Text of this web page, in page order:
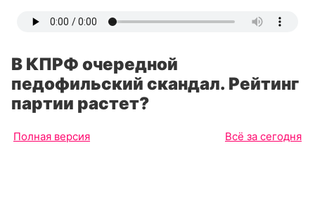
В КПРФ очередной
педофильский скандал. Рейтинг
партии растет?
Полная версия Всё за сегодня